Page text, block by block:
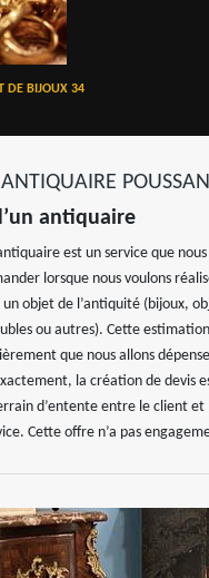
DE BIJOUX 34
ANTIQUAIRE
antiquaire
est un service que
lorsque nous voulons
objet de l’antiquité (bijoux,
ou autres). Cette
que nous allons
la création de devis
d’entente entre le client et
Cette offre n’a pas